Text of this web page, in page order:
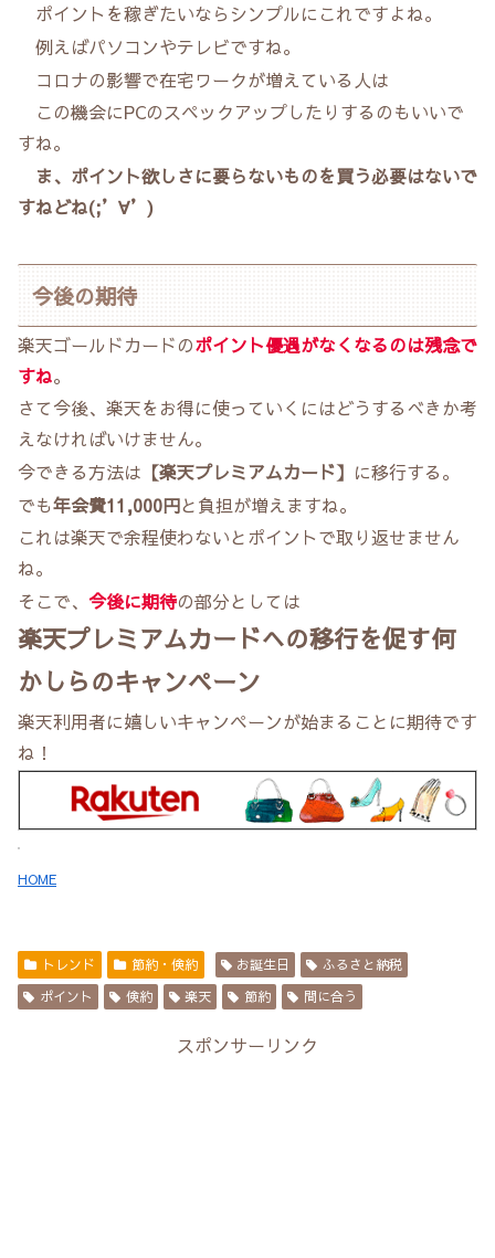
ポイントを稼ぎたいならシンプルにこれですよね。
例えばパソコンやテレビですね。
コロナの影響で在宅ワークが増えている人は
この機会にPCのスペックアップしたりするのもいいで
すね。
ま、ポイント欲しさに要らないものを買う必要はないで
すねどね(;’∀’)
今後の期待
楽天ゴールドカードのポイント優遇がなくなるのは残念で
すね。
さて今後、楽天をお得に使っていくにはどうするべきか考
えなければいけません。
今できる方法は 【楽天プレミアムカード】 に移行する。
でも年会費11,000円と負担が増えますね。
これは楽天で余程使わないとポイントで取り返せません
ね。
そこで、 今後に期待の部分としては
楽天プレミアムカードへの移行を促す何
かしらのキャンペーン
楽天利用者に嬉しいキャンペーンが始まることに期待です
ね！
HOME
トレンド 節約・倹約 お誕生日
ふるさと納税
ポイント
倹約 楽天 節約 間に合う
スポンサーリンク